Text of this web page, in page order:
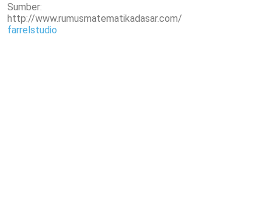
Sumber:
http://www.rumusmatematikadasar.com/
farrelstudio